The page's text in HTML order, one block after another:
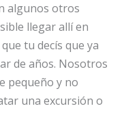
algunos otros
llegar allí en
tu decís que ya
de años. Nosotros
pequeño y no
una excursión o